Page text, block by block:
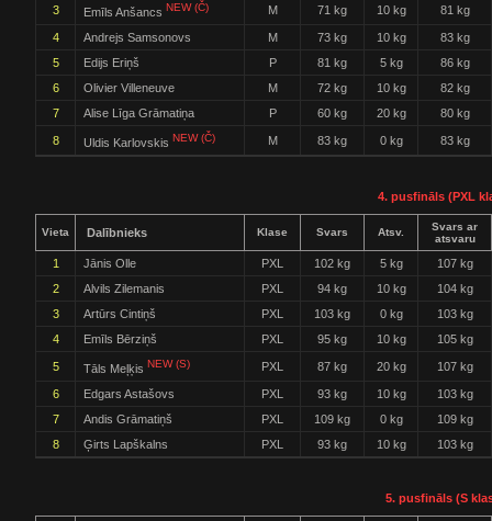
3 Emīls Anšancs NEW (Č) M 71 kg 10 kg 81 kg
4 Andrejs Samsonovs M 73 kg 10 kg
83 kg
5
Edijs Eriņš P 81 kg 5 kg
86 kg
6
Olivier Villeneuve M 72 kg 10 kg
82 kg
7
Alise Līga Grāmatiņa P 60 kg 20 kg 80 kg
8 Uldis Karlovskis NEW (Č) M 83 kg 0 kg 83 kg
4. pusfināls (PXL
Vieta Dalībnieks Klase Svars Atsv.
Svars ar
atsvaru
1 Jānis Olle PXL 102 kg 5 kg
107 kg
2
Alvils Zilemanis PXL 94 kg 10 kg
104 kg
3
Artūrs Cintiņš PXL 103 kg 0 kg
103 kg
4
Emīls Bērziņš PXL 95 kg 10 kg 105 kg
5 Tāls Meļķis NEW (S) PXL 87 kg 20 kg 107 kg
6 Edgars Astašovs PXL 93 kg 10 kg
103 kg
7
Andis Grāmatiņš PXL 109 kg 0 kg
109 kg
8
Ģirts Lapškalns PXL 93 kg 10 kg 103 kg
5. pusfināls (S